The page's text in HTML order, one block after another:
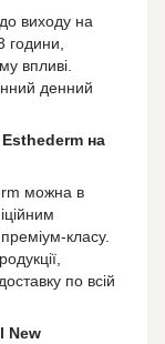
виходу на
години,
впливі.
денний
на
можна в
класу.
по всій
New